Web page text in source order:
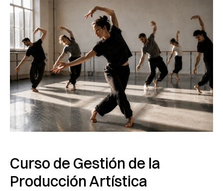
Curso de Gestión de la
Producción Artística